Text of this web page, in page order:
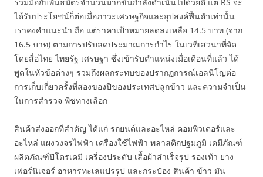
ได้รับประโยชน์ก็ต่อเมื่อภาวะเศรษฐกิจและอุปสงค์ฟื้นตัวเท่านั้น
เราคงคำแนะนำ ถือ แต่ราคาเป้าหมายลดลงเหลือ 14.5 บาท (จาก
16.5 บาท) ตามการปรับลดประมาณการกำไร ในเวทีเสวนาที่จัด
โดยสื่อไทย ไทยรัฐ เศรษฐา ซึ่งเข้ารับตำแหน่งเมื่อเดือนที่แล้ว ได้
พูดในหัวข้อต่างๆ รวมถึงผลกระทบของปรากฏการณ์เอลนีโญต่อ
การเก็บเกี่ยวครั้งที่สองของปีของประเทศปลูกข้าว และความจำเป็น
ในการสำรวจ พืชทางเลือก
สินค้าส่งออกที่สำคัญ ได้แก่ รถยนต์และอะไหล่ คอมพิวเตอร์และ
อะไหล่ แผงวงจรไฟฟ้า เครื่องใช้ไฟฟ้า พลาสติกปฐมภูมิ เคมีภัณฑ์
ผลิตภัณฑ์ปิโตรเคมี เครื่องประดับ เสื้อผ้าสำเร็จรูป รองเท้า ยาง
เฟอร์นิเจอร์ อาหารทะเลแปรรูป และกระป๋อง สินค้า ข้าว มัน